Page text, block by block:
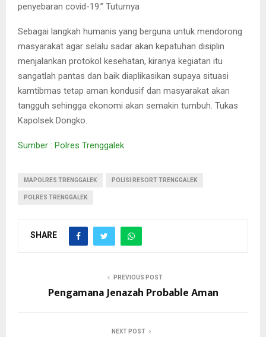
penyebaran covid-19.” Tuturnya
Sebagai langkah humanis yang berguna untuk mendorong
masyarakat agar selalu sadar akan kepatuhan disiplin
menjalankan protokol kesehatan, kiranya kegiatan itu
sangatlah pantas dan baik diaplikasikan supaya situasi
kamtibmas tetap aman kondusif dan masyarakat akan
tangguh sehingga ekonomi akan semakin tumbuh. Tukas
Kapolsek Dongko.
Sumber : Polres Trenggalek
MAPOLRES TRENGGALEK POLISI RESORT TRENGGALEK
POLRES TRENGGALEK
SHARE
PREVIOUS POST
Pengamana Jenazah Probable Aman
NEXT POST